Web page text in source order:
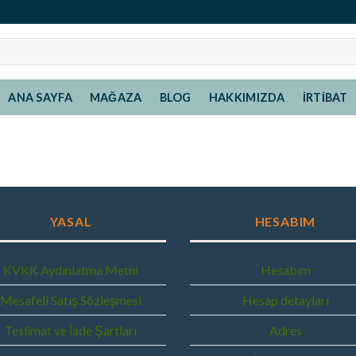
ANA SAYFA MAĞAZA BLOG HAKKIMIZDA İRTIBAT
YASAL
KVKK Aydınlatma Metni
Mesafeli Satış Sözleşmesi
Teslimat ve İade Şartları
HESABIM
Hesabım
Hesap detayları
Adres